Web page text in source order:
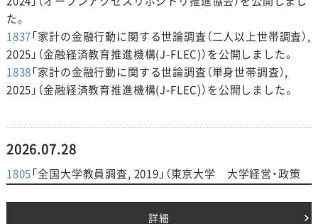
た。
1837「家計の金融行動に関する世論調査（二人以上世帯調査）,
2025」（金融経済教育推進機構(J-FLEC)）を公開しました。
1838「家計の金融行動に関する世論調査（単身世帯調査）,
2025」（金融経済教育推進機構(J-FLEC)）を公開しました。
2026.07.28
1805「全国大学教員調査, 2019」（東京大学 大学経営・政策
詳細